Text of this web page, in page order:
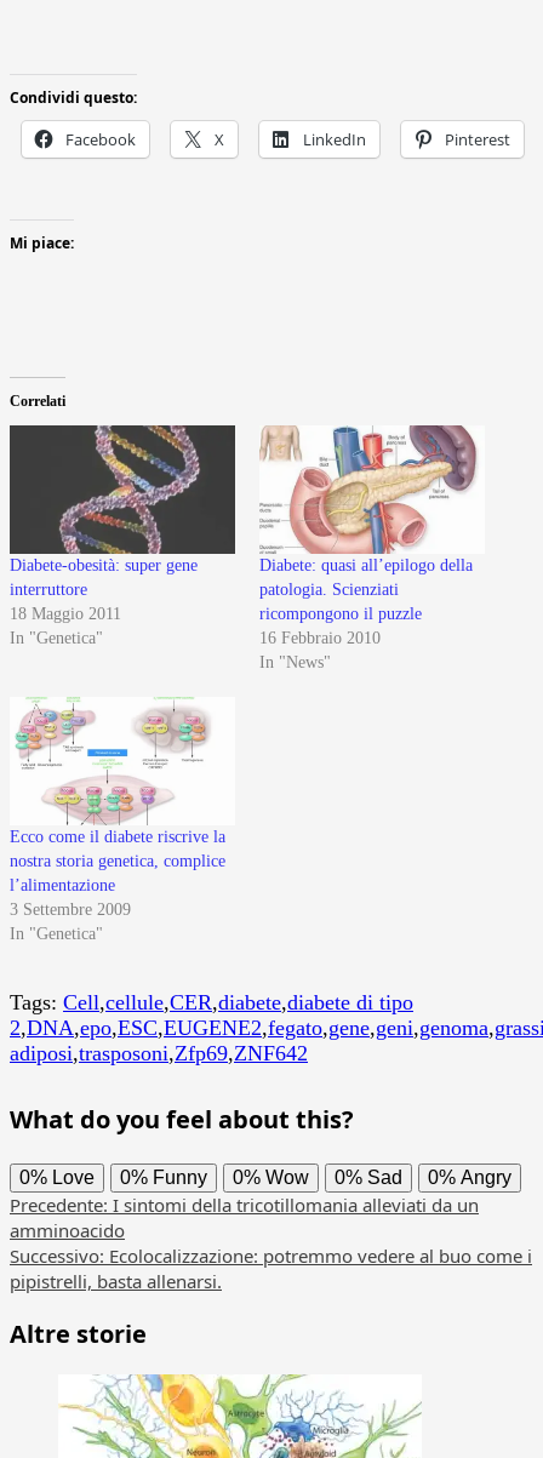
Condividi questo:
Facebook X LinkedIn Pinterest
Mi piace:
Correlati
Diabete-obesità: super gene
interruttore
18 Maggio 2011
In "Genetica"
Diabete: quasi all’epilogo della
patologia. Scienziati
ricompongono il puzzle
16 Febbraio 2010
In "News"
Ecco come il diabete riscrive la
nostra storia genetica, complice
l’alimentazione
3 Settembre 2009
In "Genetica"
Tags: Cell,cellule,CER,diabete,diabete di tipo
2,DNA,epo,ESC,EUGENE2,fegato,gene,geni,genoma,
adiposi,trasposoni,Zfp69,ZNF642
What do you feel about this?
0% Love 0% Funny 0% Wow 0% Sad 0% Angry
Navigazione
articolo
Precedente: I sintomi della tricotillomania alleviati da un
amminoacido
Successivo: Ecolocalizzazione: potremmo vedere al buo come i
pipistrelli, basta allenarsi.
Altre storie